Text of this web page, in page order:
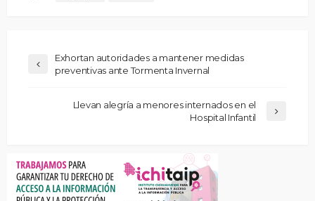
Exhortan autoridades a mantener medidas
preventivas ante Tormenta Invernal
Llevan alegría a menores internados en el
Hospital Infantil